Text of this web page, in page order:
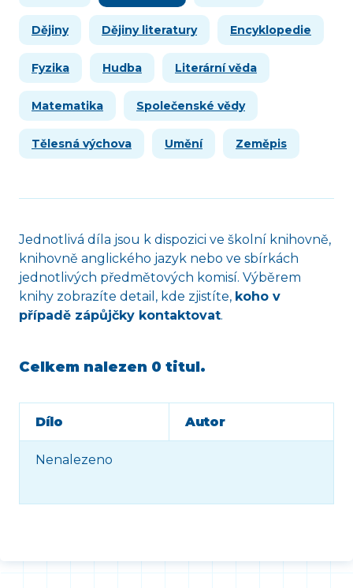
Dějiny Dějiny literatury Encyklopedie
Fyzika Hudba Literární věda
Matematika Společenské vědy
Tělesná výchova Umění Zeměpis
Jednotlivá díla jsou k dispozici ve školní knihovně,
knihovně anglického jazyk nebo ve sbírkách
jednotlivých předmětových komisí. Výběrem
knihy zobrazíte detail, kde zjistíte, koho v
případě zápůjčky kontaktovat.
Celkem nalezen 0 titul.
Dílo Autor
Nenalezeno